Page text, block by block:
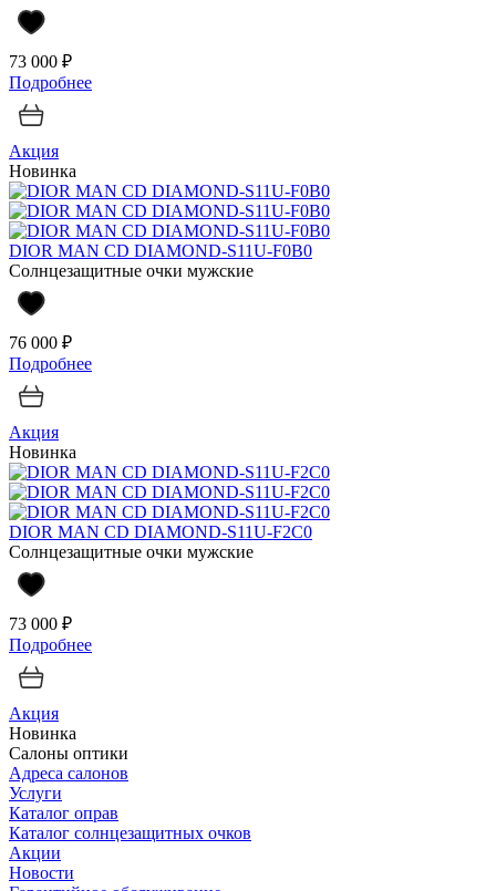
73 000 ₽
Подробнее
Акция
Новинка
DIOR MAN CD DIAMOND-S11U-F0B0
Солнцезащитные очки мужские
76 000 ₽
Подробнее
Акция
Новинка
DIOR MAN CD DIAMOND-S11U-F2C0
Солнцезащитные очки мужские
73 000 ₽
Подробнее
Акция
Новинка
Салоны оптики
Адреса салонов
Услуги
Каталог оправ
Каталог солнцезащитных очков
Акции
Новости